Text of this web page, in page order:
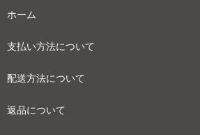
ホーム
支払い方法について
配送方法について
返品について